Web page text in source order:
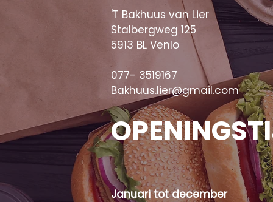
'T Bakhuus van Lier
Stalbergweg 125
5913 BL Venlo
077- 3519167
Bakhuus.lier@gmail.com
Januari tot december